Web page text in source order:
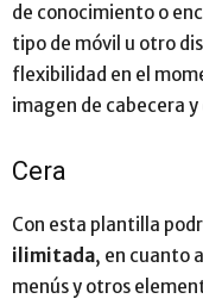
de conocimiento o
tipo de móvil u otro
flexibilidad en el
imagen de cabecera y
Cera
Con esta plantilla
ilimitada, en cuanto
menús y otros